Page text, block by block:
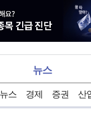
뉴스
스 경제 증권 산